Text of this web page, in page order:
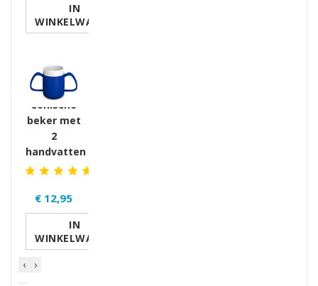
IN
WINKELWAGEN
Conische
beker met
2
handvatten
€ 12,95
IN
WINKELWAGEN
‹
›